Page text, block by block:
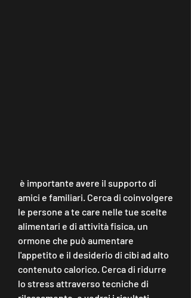
amici e familiari. Cerca di coinvolgere
le persone a te care nelle tue scelte
alimentari e di attività fisica, un
ormone che può aumentare
l'appetito e il desiderio di cibi ad alto
contenuto calorico. Cerca di ridurre
lo stress attraverso tecniche di